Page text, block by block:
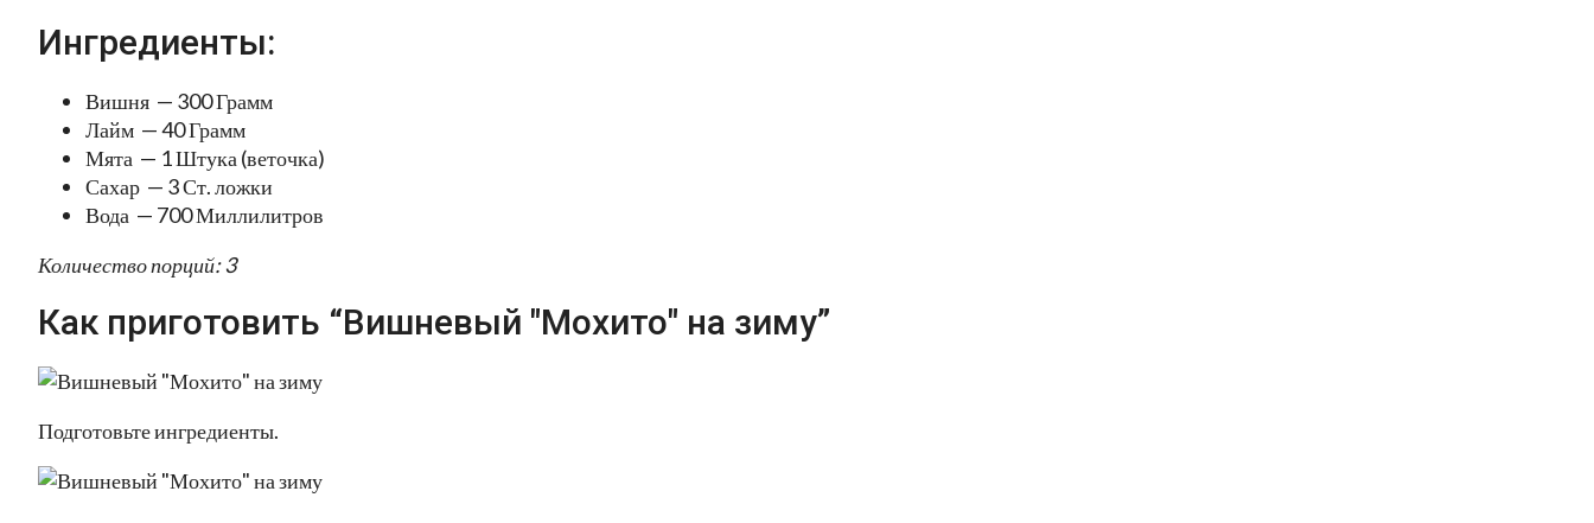
Ингредиенты:
Вишня — 300 Грамм
Лайм — 40 Грамм
Мята — 1 Штука (веточка)
Сахар — 3 Ст. ложки
Вода — 700 Миллилитров
Количество порций: 3
Как приготовить “Вишневый "Мохито" на зиму”
Подготовьте ингредиенты.